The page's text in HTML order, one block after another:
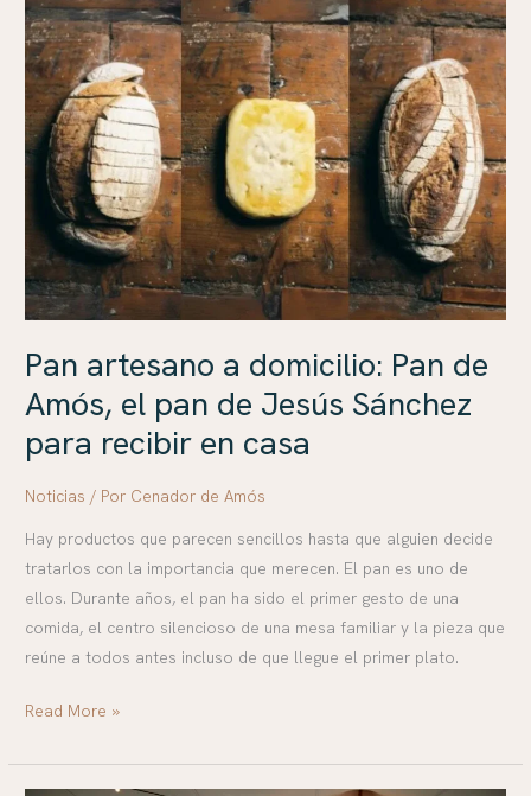
Pan artesano a domicilio: Pan de
Amós, el pan de Jesús Sánchez
para recibir en casa
Noticias / Por Cenador de Amós
Hay productos que parecen sencillos hasta que alguien decide
tratarlos con la importancia que merecen. El pan es uno de
ellos. Durante años, el pan ha sido el primer gesto de una
comida, el centro silencioso de una mesa familiar y la pieza que
reúne a todos antes incluso de que llegue el primer plato.
Pan
artesano
a
domicilio:
Pan
de
Amós,
pan
de
Jesús
para
recibir
casa
Read More »